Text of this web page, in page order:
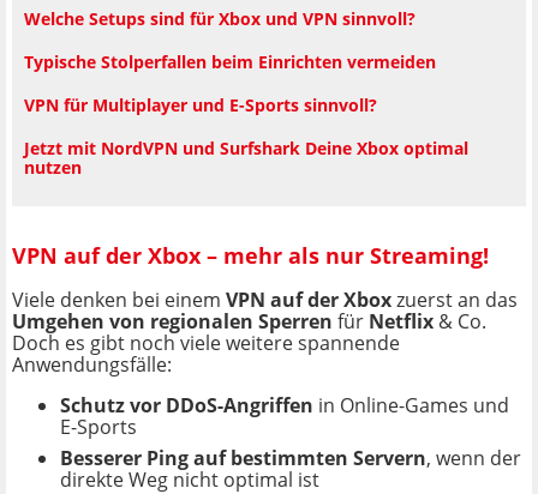
Welche Setups sind für Xbox und VPN sinnvoll?
Typische Stolperfallen beim Einrichten vermeiden
VPN für Multiplayer und E-Sports sinnvoll?
Jetzt mit NordVPN und Surfshark Deine Xbox optimal
nutzen
VPN auf der Xbox – mehr als nur Streaming!
Viele denken bei einem VPN auf der Xboxzuerst an das
Umgehen von regionalen Sperren für Netflix & Co.
Doch es gibt noch viele weitere spannende
Anwendungsfälle:
Schutz vor DDoS-Angriffen in Online-Games und
E-Sports
Besserer Ping auf bestimmten Servern, wenn der
direkte Weg nicht optimal ist